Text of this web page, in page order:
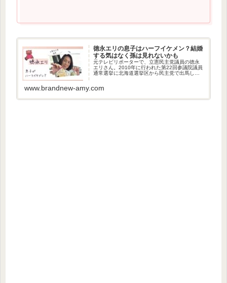
徳永エリの息子はハーフイケメン？結婚
する気はなく孫は見れないかも
元テレビリポーターで、立憲民主党議員の徳永
エリさん。2010年に行われた第22回参議院議員
通常選挙に北海道選挙区から民主党で出馬し、
員の息子さんについて調べ...
www.brandnew-amy.com